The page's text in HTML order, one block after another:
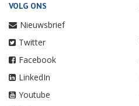
VOLG ONS
Nieuwsbrief
Twitter
Facebook
LinkedIn
Youtube